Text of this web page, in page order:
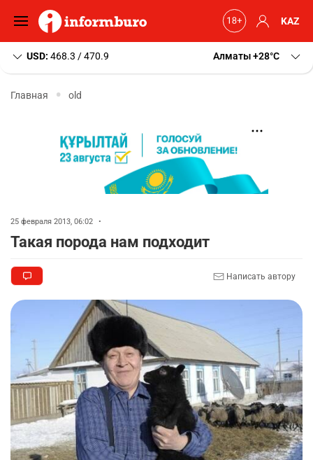
KAZ
USD: 468.3 / 470.9 Алматы+28 C
Главная old
25 февраля 2013, 06:02 •
Такая порода нам подходит
Написать автору